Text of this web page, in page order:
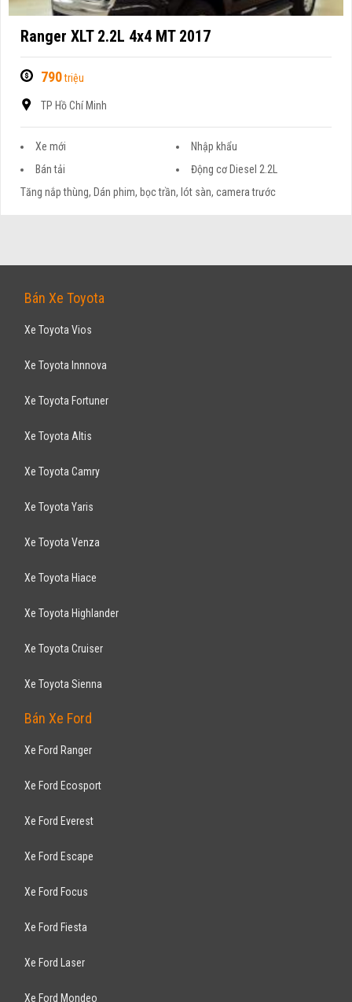
Ranger XLT 2.2L 4x4 MT 2017
790triệu
TP Hồ Chí Minh
Xe mới
Nhập khẩu
Bán tải
Động cơ Diesel 2.2L
Tăng nắp thùng, Dán phim, bọc trần, lót sàn, camera trước
Bán Xe Toyota
Xe Toyota Vios
Xe Toyota Innnova
Xe Toyota Fortuner
Xe Toyota Altis
Xe Toyota Camry
Xe Toyota Yaris
Xe Toyota Venza
Xe Toyota Hiace
Xe Toyota Highlander
Xe Toyota Cruiser
Xe Toyota Sienna
Bán Xe Ford
Xe Ford Ranger
Xe Ford Ecosport
Xe Ford Everest
Xe Ford Escape
Xe Ford Focus
Xe Ford Fiesta
Xe Ford Laser
Xe Ford Mondeo